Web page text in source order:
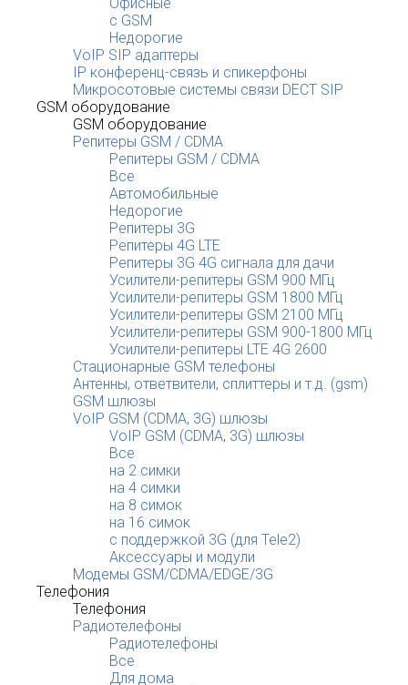
с GSM
Недорогие
VoIP SIP адаптеры
IP конференц-связь и спикерфоны
Микросотовые системы связи DECT SIP
GSM оборудование
GSM оборудование
Репитеры GSM / CDMA
Репитеры GSM / CDMA
Все
Автомобильные
Недорогие
Репитеры 3G
Репитеры 4G LTE
Репитеры 3G 4G сигнала для дачи
Усилители-репитеры GSM 900 МГц
Усилители-репитеры GSM 1800 МГц
Усилители-репитеры GSM 2100 МГц
Усилители-репитеры GSM 900-1800 МГц
Усилители-репитеры LTE 4G 2600
Стационарные GSM телефоны
Антенны, ответвители, сплиттеры и т.д. (gsm)
GSM шлюзы
VoIP GSM (CDMA, 3G) шлюзы
VoIP GSM (CDMA, 3G) шлюзы
Все
на 2 симки
на 4 симки
на 8 симок
на 16 симок
с поддержкой 3G (для Tele2)
Аксессуары и модули
Модемы GSM/CDMA/EDGE/3G
Телефония
Телефония
Радиотелефоны
Радиотелефоны
Все
Для дома